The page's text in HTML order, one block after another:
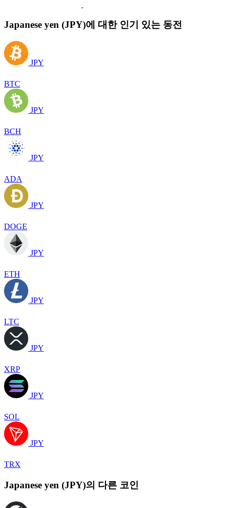
Japanese yen (JPY)에 대한 인기 있는 동전
JPY
BTC
JPY
BCH
JPY
ADA
JPY
DOGE
JPY
ETH
JPY
LTC
JPY
XRP
JPY
SOL
JPY
TRX
Japanese yen (JPY)의 다른 코인